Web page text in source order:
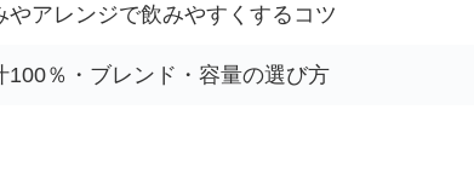
やアレンジで飲みやすくするコツ
100％・ブレンド・容量の選び方